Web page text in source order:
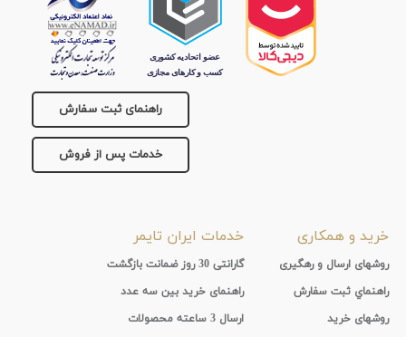
راهنمای ثبت سفارش
خدمات پس از فروش
خرید و همکاری
روشهای ارسال و رهگیری
راهنماي ثبت سفارش
روشهای خرید
خدمات ایران تایمر
گارانتی 30 روز ضمانت بازگشت
راهنمای خرید بین سه عدد
ارسال 3 ساعته محصولات